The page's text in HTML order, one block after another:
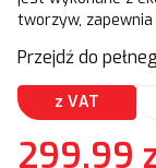
tworzyw,
Przejdź do
z VAT
Cena
299,99